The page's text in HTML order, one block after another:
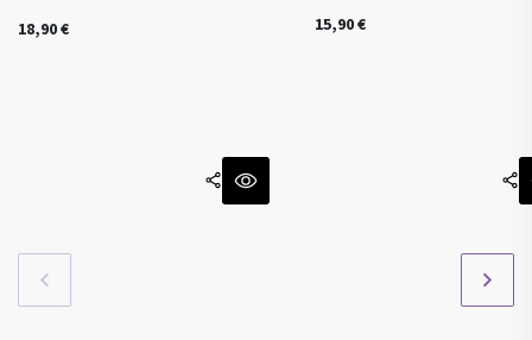
18,90€ 15,90€